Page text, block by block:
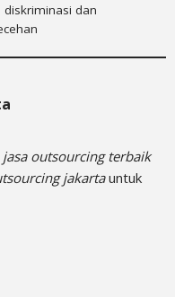
diskriminasi dan
jasa outsourcing terbaik
jakartauntuk